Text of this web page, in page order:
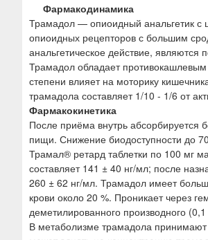
Фармакодинамика
Трамадол — опиоидный анальгетик с
опиоидных рецепторов с большим
анальгетическое действие,
Трамадол обладает
степени влияет на моторику
трамадола составляет 1/10 - 1/6 от
Фармакокинетика
После приёма внутрь абсорбируется
пищи. Снижение биодоступности до
Трамал® ретард таблетки по 100 мг
составляет 141 ± 40 нг/мл; после
260 ± 62 нг/мл. Трамадол имеет
крови около 20 %. Проникает через
деметилированного производного
В метаболизме трамадола